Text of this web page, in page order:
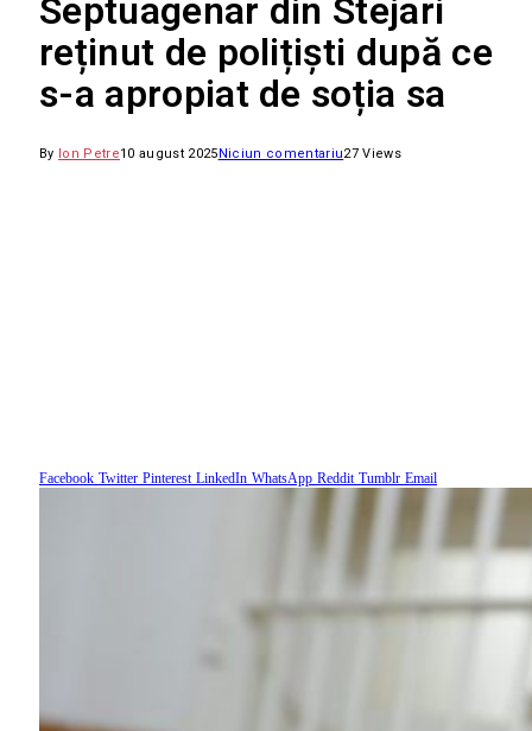
Septuagenar din Stejari
reținut de polițiști după ce
s-a apropiat de soția sa
By Ion Petre10 august 2025Niciun comentariu27Views
Facebook Twitter Pinterest LinkedIn WhatsApp Reddit Tumblr Email